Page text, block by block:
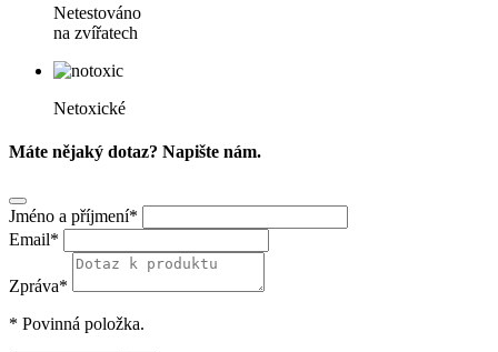
Netestováno
na zvířatech
Netoxické
Máte nějaký dotaz? Napište nám.
Jméno a příjmení*
Email*
Zpráva*
* Povinná položka.